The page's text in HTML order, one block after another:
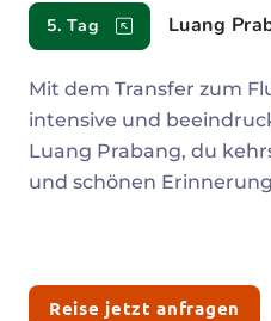
5. Tag Luang
Mit dem Transfer zum
intensive und
Luang Prabang, du
und schönen
Reise jetzt anfragen